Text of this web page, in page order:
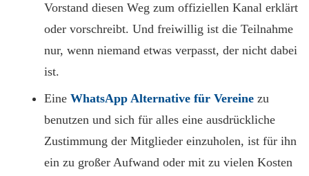
Vorstand diesen Weg zum offiziellen Kanal erklärt
oder vorschreibt. Und freiwillig ist die Teilnahme
nur, wenn niemand etwas verpasst, der nicht dabei
ist.
Eine WhatsApp Alternative für Vereine zu
benutzen und sich für alles eine ausdrückliche
Zustimmung der Mitglieder einzuholen, ist für ihn
ein zu großer Aufwand oder mit zu vielen Kosten